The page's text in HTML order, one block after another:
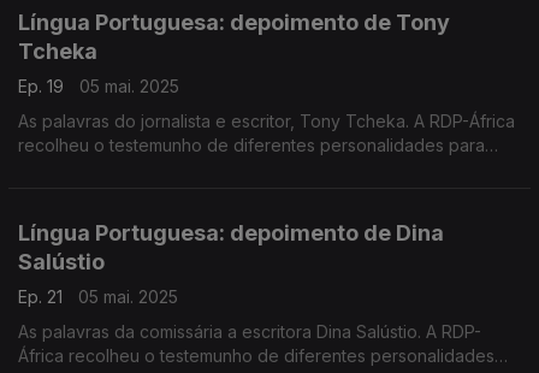
Língua Portuguesa: depoimento de Tony
Tcheka
Ep. 19
05 mai. 2025
As palavras do jornalista e escritor, Tony Tcheka. A RDP-África
recolheu o testemunho de diferentes personalidades para
Língua Portuguesa: depoimento de Dina
Salústio
Ep. 21
05 mai. 2025
As palavras da comissária a escritora Dina Salústio. A RDP-
África recolheu o testemunho de diferentes personalidades